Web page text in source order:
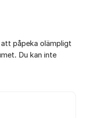
påpeka olämpligt
Du kan inte